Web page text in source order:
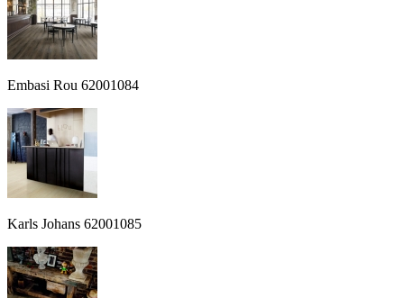
Embasi Rou 62001084
Karls Johans 62001085